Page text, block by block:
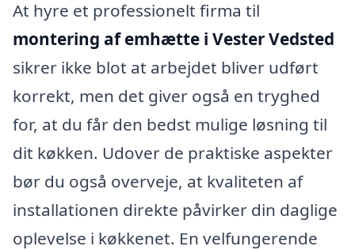
At hyre et professionelt firma til
montering af emhætte i Vester Vedsted
sikrer ikke blot at arbejdet bliver udført
korrekt, men det giver også en tryghed
for, at du får den bedst mulige løsning til
dit køkken. Udover de praktiske aspekter
bør du også overveje, at kvaliteten af
installationen direkte påvirker din daglige
oplevelse i køkkenet. En velfungerende